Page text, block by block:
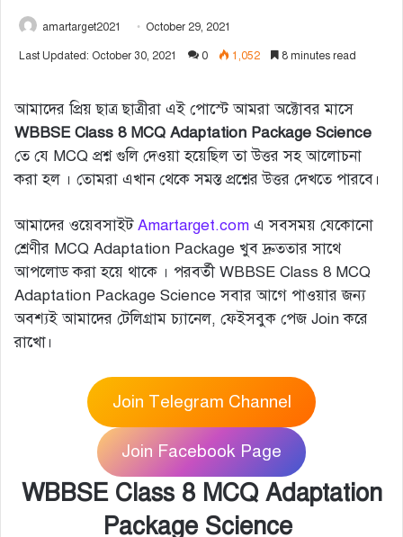
amartarget2021 October 29, 2021
Last Updated: October 30, 2021 0 1,052 8 minutes read
আমাদের প্রিয় ছাত্র ছাত্রীরা এই পোস্টে আমরা অক্টোবর মাসে
WBBSE Class 8 MCQ Adaptation Package Science
তে যে MCQ প্রশ্ন গুলি দেওয়া হয়েছিল তা উত্তর সহ আলোচনা
করা হল । তোমরা এখান থেকে সমস্ত প্রশ্নের উত্তর দেখতে পারবে।
আমাদের ওয়েবসাইটAmartarget.com এ সবসময় যেকোনো
শ্রেণীর MCQ Adaptation Package খুব দ্রুততার সাথে
আপলোড করা হয়ে থাকে । পরবর্তী WBBSE Class 8 MCQ
Adaptation Package Science সবার আগে পাওয়ার জন্য
অবশ্যই আমাদের টেলিগ্রাম চ্যানেল, ফেইসবুক পেজ Join করে
রাখো।
Join Telegram Channel
Join Facebook Page
WBBSE Class 8 MCQ Adaptation
Package Science